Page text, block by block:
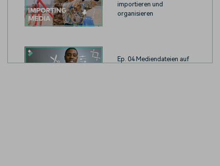
importieren und
organisieren
Ep. 04 Mediendateien auf